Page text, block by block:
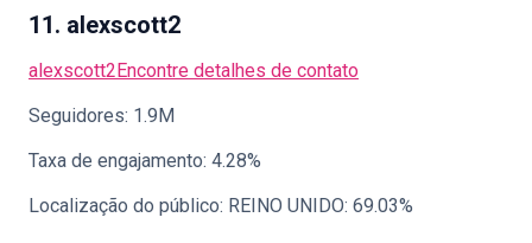
11. alexscott2
alexscott2Encontre detalhes de contato
Seguidores: 1.9M
Taxa de engajamento: 4.28%
Localização do público: REINO UNIDO: 69.03%